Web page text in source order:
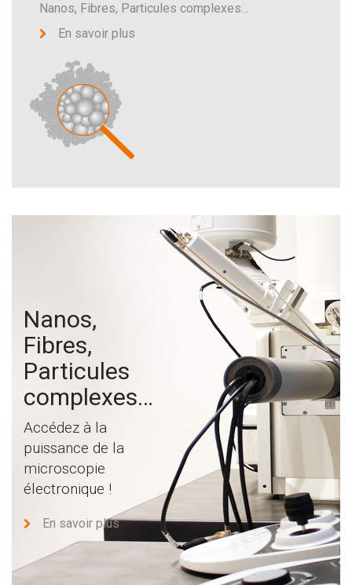
Nanos, Fibres, Particules complexes…
En savoir plus
Nanos,
Fibres,
Particules
complexes…
Accédez à la
puissance de la
microscopie
électronique !
En savoir plus